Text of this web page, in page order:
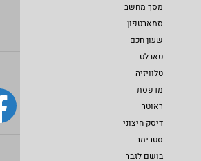
מסך מחשב
סמארטפון
שעון חכם
טאבלט
טלוויזיה
מדפסת
ראוטר
דיסק חיצוני
סטרימר
בושם לגבר